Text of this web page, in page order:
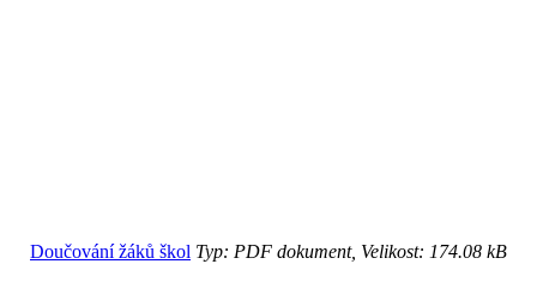
Doučování žáků škol Typ: PDF dokument, Velikost: 174.08 kB